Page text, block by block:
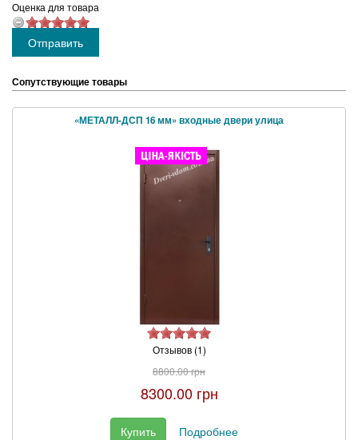
Оценка для товара
Сопутствующие товары
«МЕТАЛЛ-ДСП 16 мм» входные двери улица
Отзывов (1)
8800.00 грн
8300.00 грн
Купить Подробнее